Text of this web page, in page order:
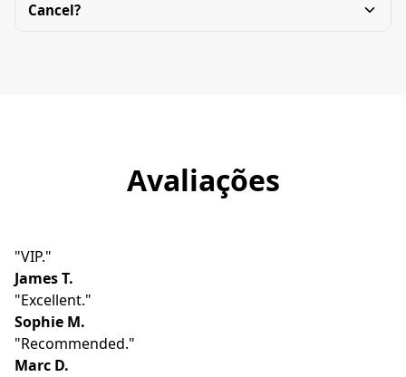
Cancel?
Avaliações
"VIP."
James T.
"Excellent."
Sophie M.
"Recommended."
Marc D.